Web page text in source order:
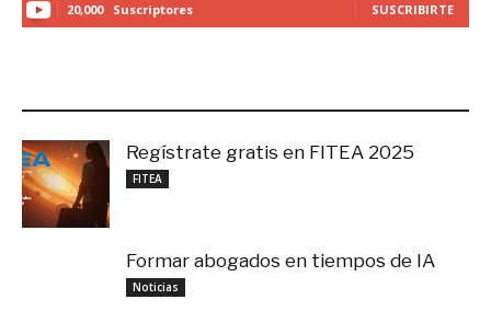
20,000 Suscriptores SUSCRIBIRTE
Regístrate gratis en FITEA 2025
FITEA
Formar abogados en tiempos de IA
Noticias